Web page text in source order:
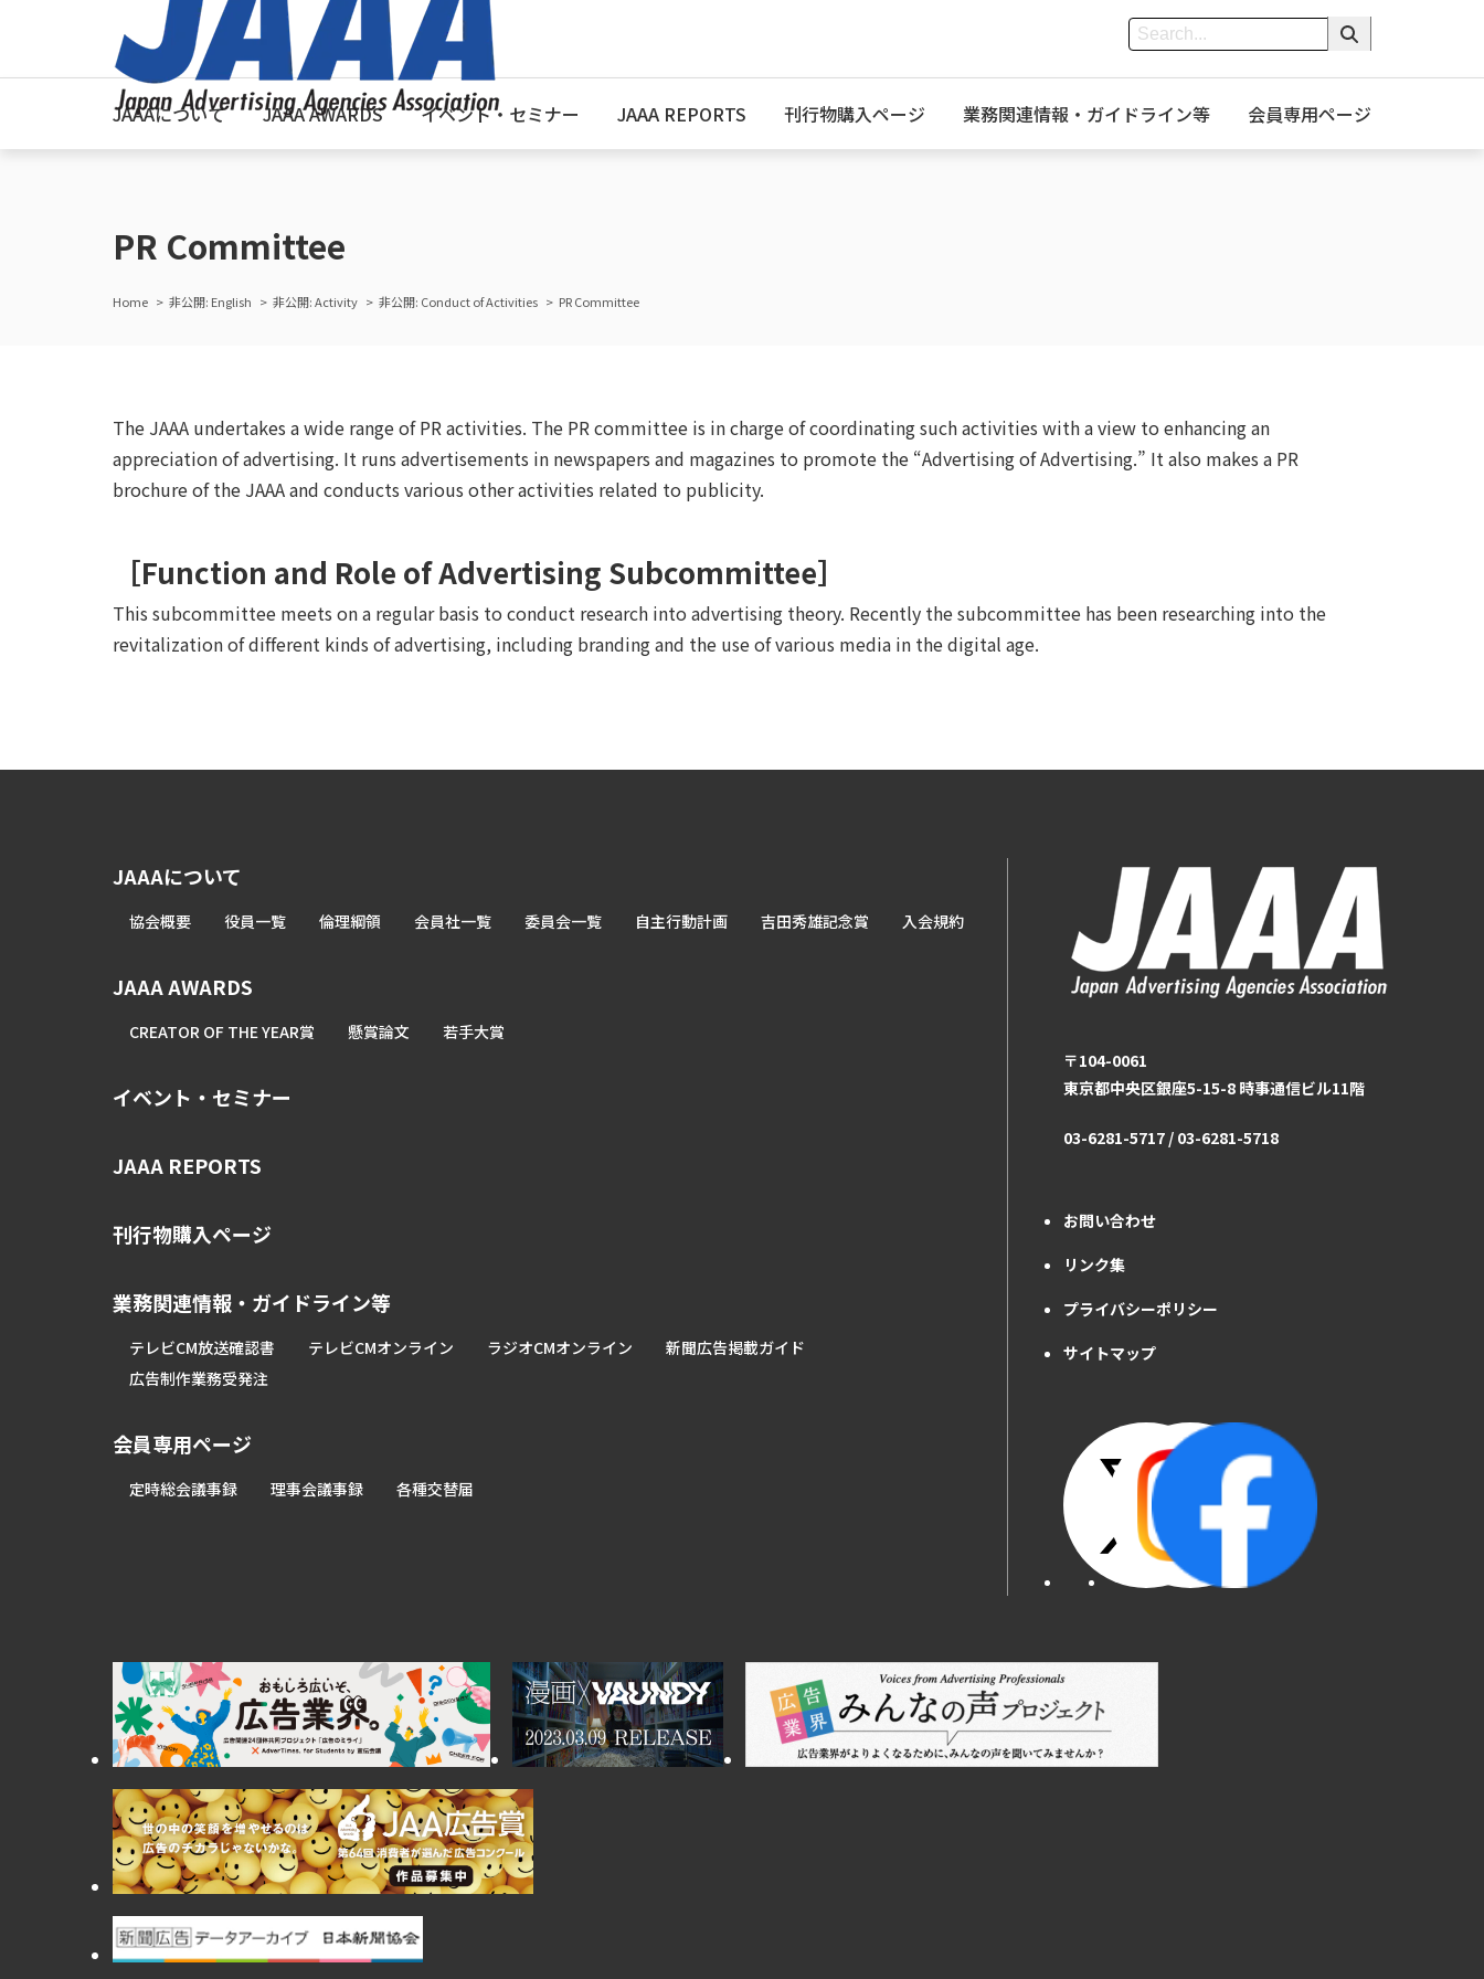
JAAAについて JAAA AWARDS イベント・セミナー JAAA REPORTS 刊行物購入ページ 業務関連情報・ガイドライン等 会員専用ページ
PR Committee
Home 非公開: English 非公開: Activity 非公開: Conduct of Activities PR Committee
The JAAA undertakes a wide range of PR activities. The PR committee is in charge of coordinating such activities with a view to enhancing an
appreciation of advertising. It runs advertisements in newspapers and magazines to promote the “Advertising of Advertising.” It also makes a PR
brochure of the JAAA and conducts various other activities related to publicity.
［Function and Role of Advertising Subcommittee］
This subcommittee meets on a regular basis to conduct research into advertising theory. Recently the subcommittee has been researching into the
revitalization of different kinds of advertising, including branding and the use of various media in the digital age.
JAAAについて
協会概要 役員一覧 倫理綱領 会員社一覧 委員会一覧 自主行動計画 吉田秀雄記念賞 入会規約
JAAA AWARDS
CREATOR OF THE YEAR賞 懸賞論文 若手大賞
イベント・セミナー
JAAA REPORTS
刊行物購入ページ
業務関連情報・ガイドライン等
テレビCM放送確認書 テレビCMオンライン ラジオCMオンライン
新聞広告掲載ガイド
広告制作業務受発注
会員専用ページ
定時総会議事録 理事会議事録 各種交替届
〒104-0061
東京都中央区銀座5-15-8 時事通信ビル11階
03-6281-5717 / 03-6281-5718
お問い合わせ
リンク集
プライバシーポリシー
サイトマップ